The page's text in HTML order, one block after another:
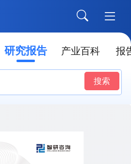
研究报告 产业百科 报
搜索